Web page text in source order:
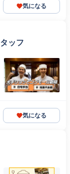
気になる
ッフ
気になる